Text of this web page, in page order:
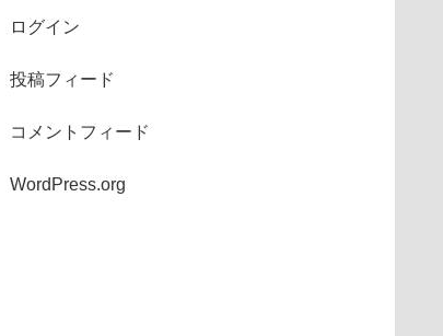
ログイン
投稿フィード
コメントフィード
WordPress.org